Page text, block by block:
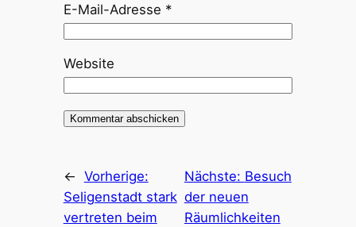
E-Mail-Adresse *
Website
← Vorherige:
Seligenstadt stark
vertreten beim
Nächste: Besuch
der neuen
Räumlichkeiten